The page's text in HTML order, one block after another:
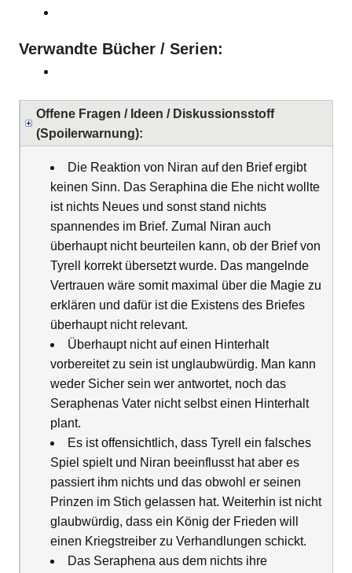
Verwandte Bücher / Serien:
Offene Fragen / Ideen / Diskussionsstoff
(Spoilerwarnung):
Die Reaktion von Niran auf den Brief ergibt
keinen Sinn. Das Seraphina die Ehe nicht wollte
ist nichts Neues und sonst stand nichts
spannendes im Brief. Zumal Niran auch
überhaupt nicht beurteilen kann, ob der Brief von
Tyrell korrekt übersetzt wurde. Das mangelnde
Vertrauen wäre somit maximal über die Magie zu
erklären und dafür ist die Existens des Briefes
überhaupt nicht relevant.
Überhaupt nicht auf einen Hinterhalt
vorbereitet zu sein ist unglaubwürdig. Man kann
weder Sicher sein wer antwortet, noch das
Seraphenas Vater nicht selbst einen Hinterhalt
plant.
Es ist offensichtlich, dass Tyrell ein falsches
Spiel spielt und Niran beeinflusst hat aber es
passiert ihm nichts und das obwohl er seinen
Prinzen im Stich gelassen hat. Weiterhin ist nicht
glaubwürdig, dass ein König der Frieden will
einen Kriegstreiber zu Verhandlungen schickt.
Das Seraphena aus dem nichts ihre